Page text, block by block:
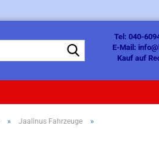
Tel: 040-
E-Mail:
Kauf auf
» Jaalinus Fahrzeuge »